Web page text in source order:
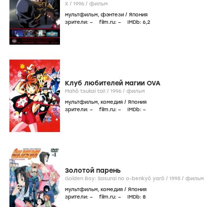
X / 1996 / фильм
мультфильм, фэнтези / Япония
зрители: – film.ru: – IMDb: 6,2
Клуб любителей магии OVA
Mahô tsukai tai! / 1996 / фильм
мультфильм, комедия / Япония
зрители: – film.ru: – IMDb: –
Золотой парень
Golden Boy: Sasurai no o-benkyô yarô / 1995 / фильм
мультфильм, комедия / Япония
зрители: – film.ru: – IMDb: 8